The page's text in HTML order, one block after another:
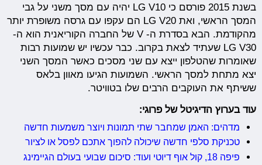
בשנת 2015 פורסם כי LG V10 יהיה עם מסך משני על גבי
המסך הראשי, ואת LG V20 הם עקפו עם גרסה משופרת יותר
מהקודמת. הבא בסדרת ה- V של החברה הקוריאנית הוא ה-
LG V30 שעתיד לצאת בקרוב. כבר עכשיו יש שמועות רבות
שאומרות שהטלפון ייצא עם שני מסכים כאשר המסך השני
יצא מתחת למסך הראשי. השמועות הגיעו מאוון בלאס
ששיתף את העוקבים הרבים שלו בטוויטר.
עוד בערוץ הדיגיטל של פרוגי:
מדהים: האמן שמחבר שתי תמונות ויוצר משמעות חדשה
טכניקת סלפי חדשה שיכולה להפוך אתכם לפסל או לציור
פיפה 18, קול אוף דיוטי ועוד: סיכום שבועי בעולם הגיימינג